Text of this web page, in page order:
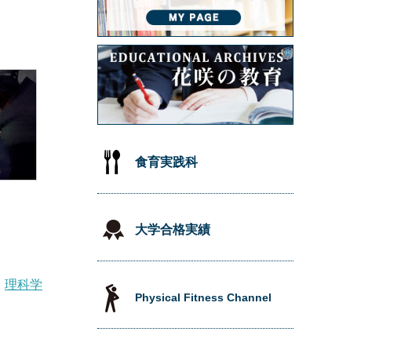
理科学
食育実践科
大学合格実績
Physical Fitness Channel